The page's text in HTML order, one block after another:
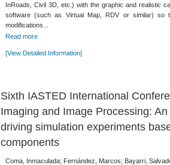
InRoads, Civil 3D, etc.) with the graphic and realistic
software (such as Virtual Map, RDV or similar) so
modifications...
Read more
[View Detailed Information]
Sixth IASTED International
Imaging and Image Processing:
driving simulation experiments
components
Coma, Inmaculada; Fernández, Marcos; Bayarri,